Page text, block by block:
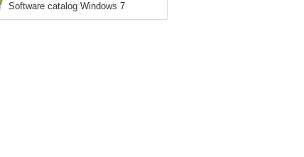
Software catalog Windows 7